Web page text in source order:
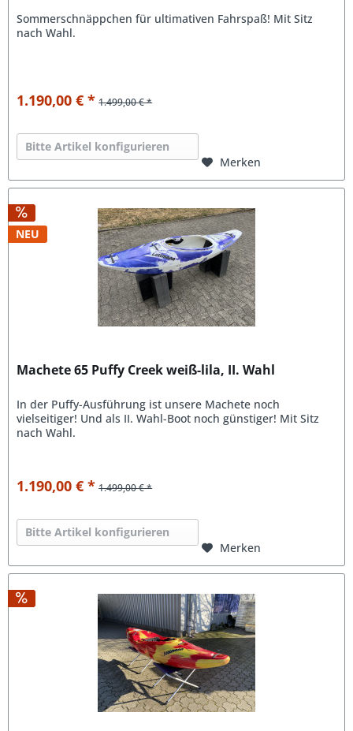
Sommerschnäppchen für ultimativen Fahrspaß! Mit Sitz
nach Wahl.
1.190,00 € * 1.499,00 € *
Bitte Artikel konfigurieren
Merken
NEU
Machete 65 Puffy Creek weiß-lila, II. Wahl
In der Puffy-Ausführung ist unsere Machete noch
vielseitiger! Und als II. Wahl-Boot noch günstiger! Mit Sitz
nach Wahl.
1.190,00 € * 1.499,00 € *
Bitte Artikel konfigurieren
Merken